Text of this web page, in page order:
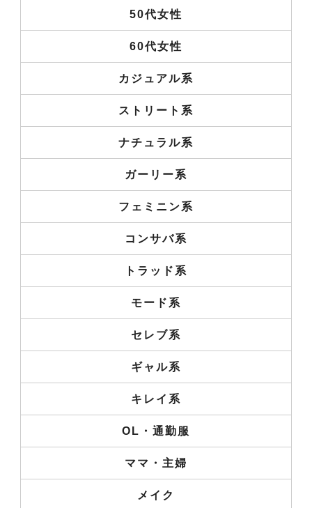
50代女性
60代女性
カジュアル系
ストリート系
ナチュラル系
ガーリー系
フェミニン系
コンサバ系
トラッド系
モード系
セレブ系
ギャル系
キレイ系
OL・通勤服
ママ・主婦
メイク